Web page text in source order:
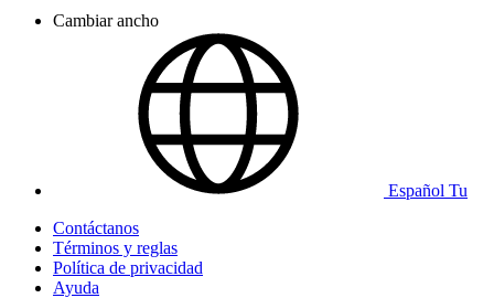
Cambiar ancho
Español Tu
Contáctanos
Términos y reglas
Política de privacidad
Ayuda